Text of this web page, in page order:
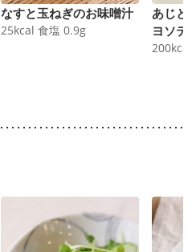
なすと玉ねぎのお味噌汁
25kcal 食塩 0.9g
あじと
ヨソテ
200kcal